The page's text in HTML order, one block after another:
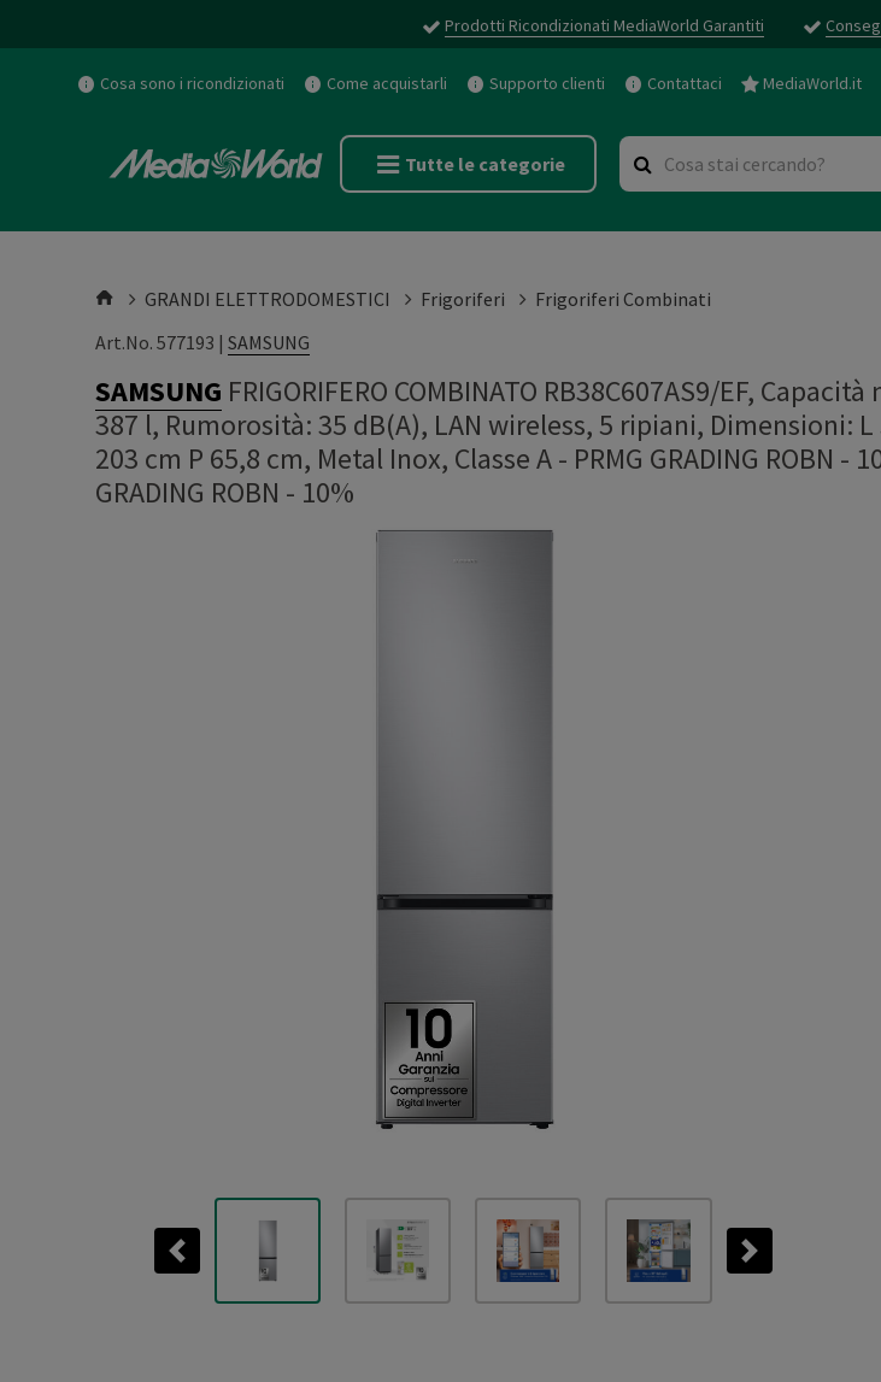
Prodotti Ricondizionati MediaWorld Garantiti
Cosa sono i ricondizionati Come acquistarli Supporto clienti Contattaci MediaWorld.it
Tutte le categorie
GRANDI ELETTRODOMESTICI Frigoriferi
Frigoriferi Combinati
Art.No. 577193 | SAMSUNG
SAMSUNG FRIGORIFERO COMBINATO RB38C607AS9/EF,
387 l, Rumorosità: 35 dB(A), LAN wireless, 5 ripiani, Dimensioni: L
203 cm P 65,8 cm, Metal Inox, Classe A - PRMG GRADING ROBN -
GRADING ROBN - 10%
Previous Next